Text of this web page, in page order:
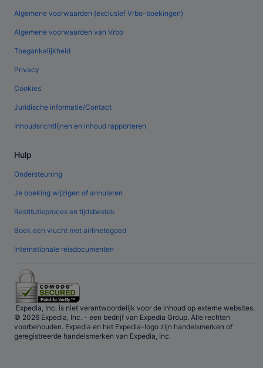
Algemene voorwaarden (exclusief Vrbo-boekingen)
Algemene voorwaarden van Vrbo
Toegankelijkheid
Privacy
Cookies
Juridische informatie/Contact
Inhoudsrichtlijnen en inhoud rapporteren
Hulp
Ondersteuning
Je boeking wijzigen of annuleren
Restitutieproces en tijdsbestek
Boek een vlucht met airlinetegoed
Internationale reisdocumenten
Expedia, Inc. is niet verantwoordelijk voor de inhoud op externe websites.
© 2026 Expedia, Inc. - een bedrijf van Expedia Group. Alle rechten
voorbehouden. Expedia en het Expedia-logo zijn handelsmerken of
geregistreerde handelsmerken van Expedia, Inc.